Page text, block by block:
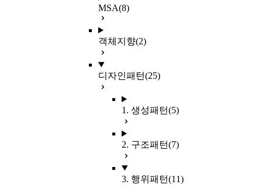
MSA(8)
객체지향(2)
디자인패턴(25)
1. 생성패턴(5)
2. 구조패턴(7)
3. 행위패턴(11)